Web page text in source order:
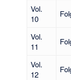
Vol.
10
Vol.
11
Vol.
12